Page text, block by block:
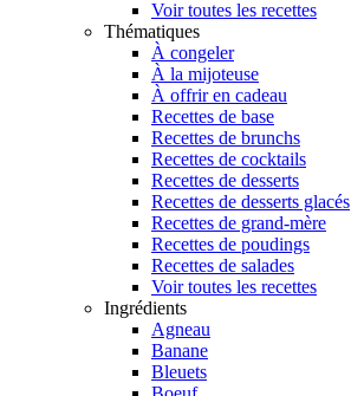
Voir toutes les recettes
Thématiques
À congeler
À la mijoteuse
À offrir en cadeau
Recettes de base
Recettes de brunchs
Recettes de cocktails
Recettes de desserts
Recettes de desserts glacés
Recettes de grand-mère
Recettes de poudings
Recettes de salades
Voir toutes les recettes
Ingrédients
Agneau
Banane
Bleuets